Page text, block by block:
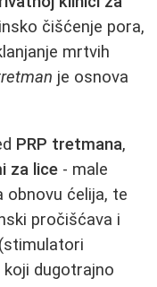
čišćenje pora,
mrtvih
je osnova
PRP tretmana,
za lice - male
obnovu ćelija, te
pročišćava i
(stimulatori
dugotrajno